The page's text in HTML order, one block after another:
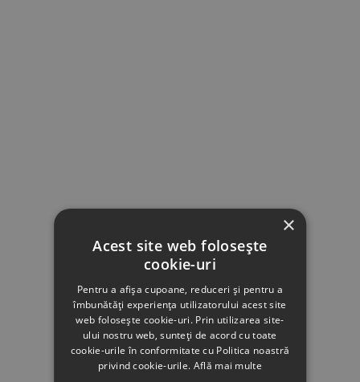
×
Acest site web folosește
cookie-uri
Pentru a afișa cupoane, reduceri și pentru a
îmbunătăți experiența utilizatorului acest site
web folosește cookie-uri. Prin utilizarea site-
ului nostru web, sunteți de acord cu toate
cookie-urile în conformitate cu Politica noastră
privind cookie-urile. Află mai multe